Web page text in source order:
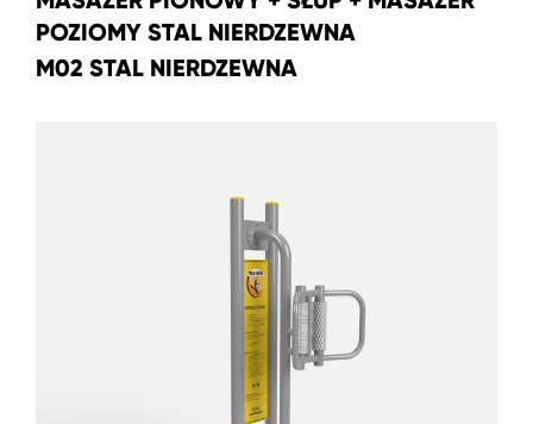
POZIOMY STAL NIERDZEWNA
M02 STAL NIERDZEWNA